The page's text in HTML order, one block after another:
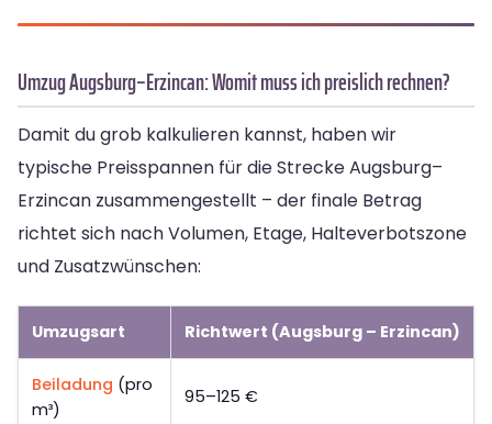
Umzug Augsburg–Erzincan: Womit muss ich preislich rechnen?
Damit du grob kalkulieren kannst, haben wir
typische Preisspannen für die Strecke Augsburg–
Erzincan zusammengestellt – der finale Betrag
richtet sich nach Volumen, Etage, Halteverbotszone
und Zusatzwünschen:
Umzugsart Richtwert (Augsburg – Erzincan)
Beiladung (pro
m³)
95–125 €